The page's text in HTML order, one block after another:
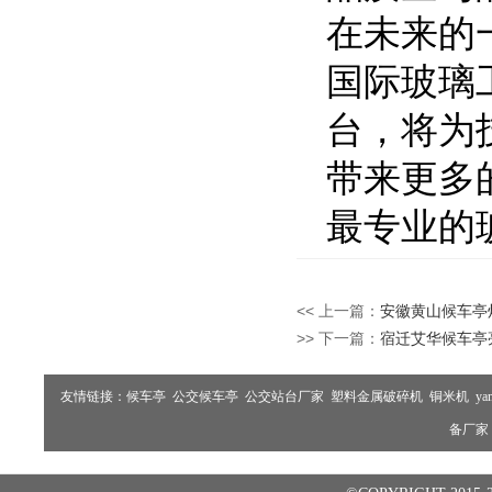
在未来的
国际玻璃
台，将为
带来更多
最专业的
<< 上一篇： 安徽黄山候车
>> 下一篇： 宿迁艾华候车
友情链接： 候车亭 公交候车亭 公交站台厂家 塑料金属破碎机 铜米机
备厂家